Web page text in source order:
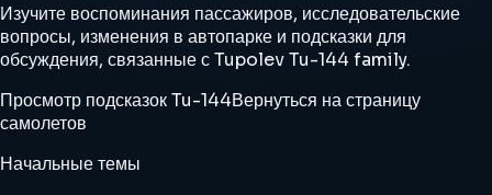
Изучите воспоминания пассажиров, исследовательские
вопросы, изменения в автопарке и подсказки для
обсуждения, связанные с Tupolev Tu-144 family.
Просмотр подсказок Tu-144Вернуться на страницу
самолетов
Начальные темы